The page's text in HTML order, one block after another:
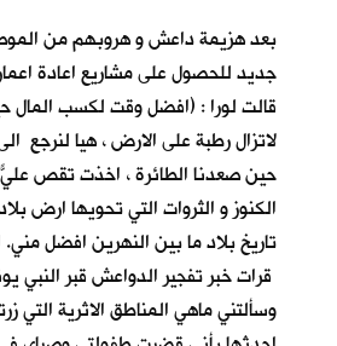
بعد هزيمة داعش و هروبهم من
جديد للحصول على مشاريع اعادة
قالت لورا : (افضل وقت لكسب المال
لاتزال رطبة على الارض ، هيا لنرجع
حين صعدنا الطائرة ، اخذت تقص
الكنوز و الثروات التي تحويها ارض
تاريخ بلاد ما بين النهرين افضل
قرات خبر تفجير الدواعش قبر النبي
وسألتني ماهي المناطق الاثرية التي